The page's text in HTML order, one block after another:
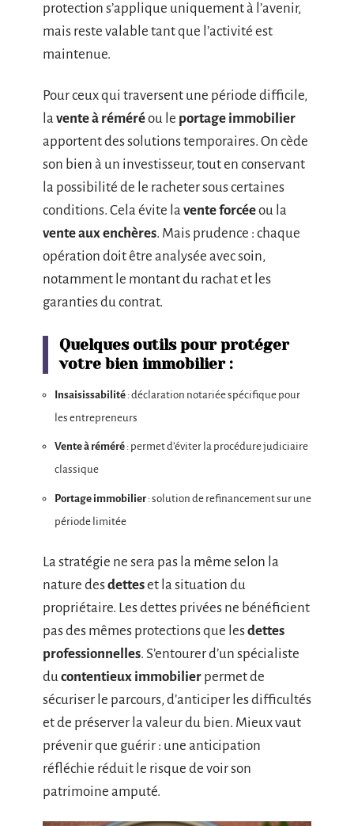
protection s’applique uniquement à l’avenir,
mais reste valable tant que l’activité est
maintenue.
Pour ceux qui traversent une période difficile,
la vente à réméréou le portage immobilier
apportent des solutions temporaires. On cède
son bien à un investisseur, tout en conservant
la possibilité de le racheter sous certaines
conditions. Cela évite la vente forcéeou la
vente aux enchères. Mais prudence : chaque
opération doit être analysée avec soin,
notamment le montant du rachat et les
garanties du contrat.
Quelques outils pour protéger
votre bien immobilier :
Insaisissabilité : déclaration notariée spécifique pour
les entrepreneurs
Vente à réméré : permet d’éviter la procédure judiciaire
classique
Portage immobilier: solution de refinancement sur une
période limitée
La stratégie ne sera pas la même selon la
nature desdetteset la situation du
propriétaire. Les dettes privées ne bénéficient
pas des mêmes protections que lesdettes
professionnelles. S’entourer d’un spécialiste
ducontentieux immobilier permet de
sécuriser le parcours, d’anticiper les difficultés
et de préserver la valeur du bien. Mieux vaut
prévenir que guérir : une anticipation
réfléchie réduit le risque de voir son
patrimoine amputé.